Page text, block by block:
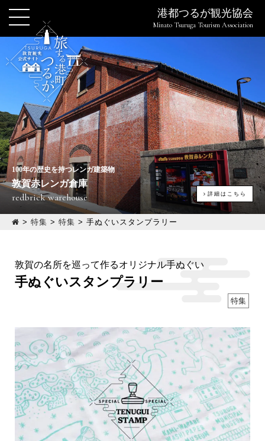
港都つるが観光協会
Minato Tsuruga Tourism Association
100年の歴史を持つレンガ建築物
敦賀赤レンガ倉庫
redbrick warehouse 詳細はこちら
> 特集 > 特集 > 手ぬぐいスタンプラリー
敦賀の名所を巡って作るオリジナル手ぬぐい
手ぬぐいスタンプラリー
特集